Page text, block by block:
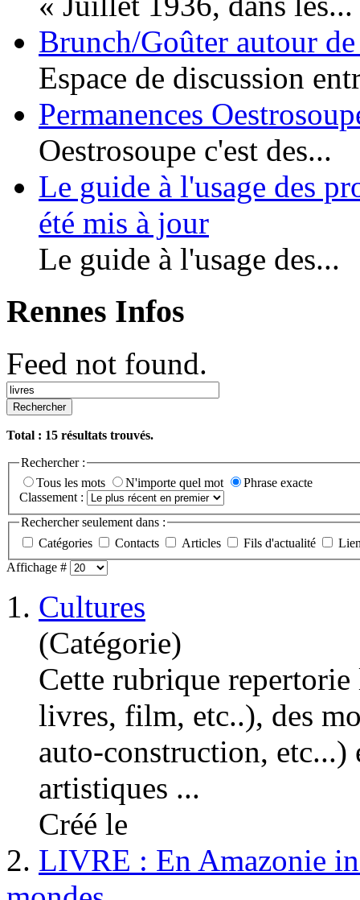
Brunch/Goûter autour de
Espace de discussion
Permanences
Oestrosoupe c'est des...
Le guide à l'usage des
été mis à jour
Le guide à l'usage des...
Rennes Infos
Feed not found.
Rechercher
Total : 15 résultats trouvés.
Rechercher :
Tous les mots
N'importe quel mot
Phrase exacte
Classement :
Rechercher seulement dans :
Catégories
Contacts Articles Fils d'actualité
Affichage #
1. Cultures
(Catégorie)
Cette rubrique
livres, film, etc..), des
auto-construction, etc...)
artistiques ...
Créé le
2. LIVRE : En Amazonie